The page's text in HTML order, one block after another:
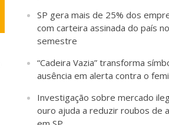
SP gera mais de 25% dos
com carteira assinada do país no
semestre
“Cadeira Vazia” transforma
ausência em alerta contra o
Investigação sobre mercado
ouro ajuda a reduzir roubos de